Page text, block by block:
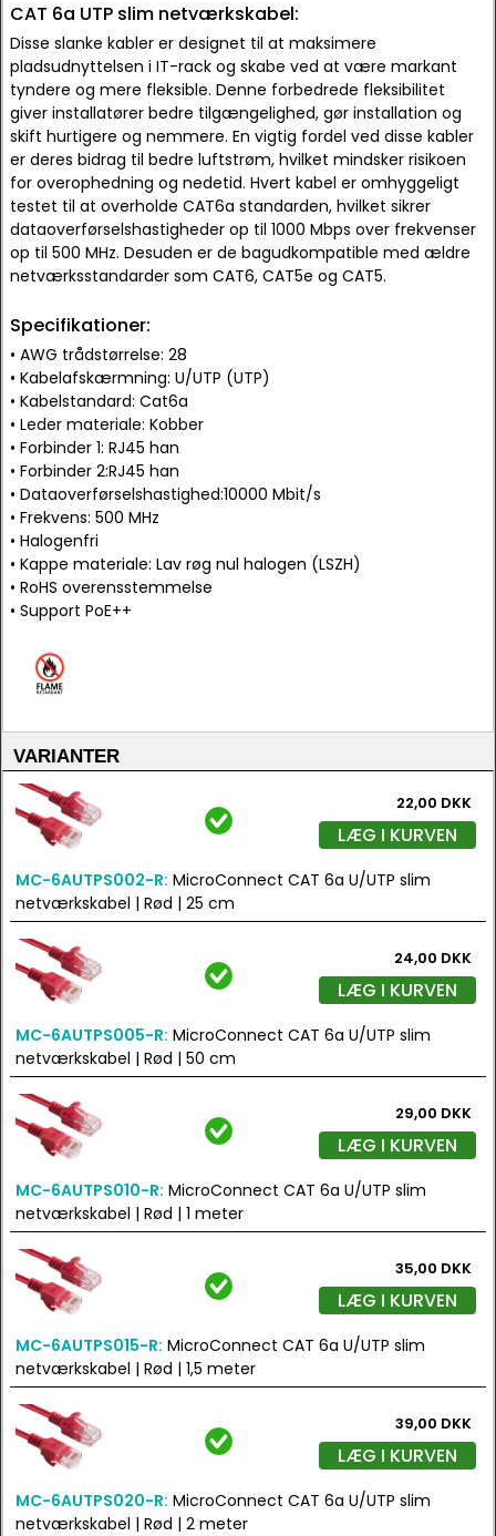
CAT 6a UTP slim netværkskabel:
Disse slanke kabler er designet til at maksimere
pladsudnyttelsen i IT-rack og skabe ved at være markant
tyndere og mere fleksible. Denne forbedrede fleksibilitet
giver installatører bedre tilgængelighed, gør installation og
skift hurtigere og nemmere. En vigtig fordel ved disse kabler
er deres bidrag til bedre luftstrøm, hvilket mindsker risikoen
for overophedning og nedetid. Hvert kabel er omhyggeligt
testet til at overholde CAT6a standarden, hvilket sikrer
dataoverførselshastigheder op til 1000 Mbps over frekvenser
op til 500 MHz. Desuden er de bagudkompatible med ældre
netværksstandarder som CAT6, CAT5e og CAT5.
Specifikationer:
• AWG trådstørrelse: 28
• Kabelafskærmning: U/UTP (UTP)
• Kabelstandard: Cat6a
• Leder materiale: Kobber
• Forbinder 1: RJ45 han
• Forbinder 2:RJ45 han
• Dataoverførselshastighed:10000 Mbit/s
• Frekvens: 500 MHz
• Halogenfri
• Kappe materiale: Lav røg nul halogen (LSZH)
• RoHS overensstemmelse
• Support PoE++
VARIANTER
22,00 DKK
LÆG I KURVEN
MC-6AUTPS002-R: MicroConnect CAT 6a U/UTP slim
netværkskabel | Rød | 25 cm
24,00 DKK
LÆG I KURVEN
MC-6AUTPS005-R: MicroConnect CAT 6a U/UTP slim
netværkskabel | Rød | 50 cm
29,00 DKK
LÆG I KURVEN
MC-6AUTPS010-R: MicroConnect CAT 6a U/UTP slim
netværkskabel | Rød | 1 meter
35,00 DKK
LÆG I KURVEN
MC-6AUTPS015-R: MicroConnect CAT 6a U/UTP slim
netværkskabel | Rød | 1,5 meter
39,00 DKK
LÆG I KURVEN
MC-6AUTPS020-R: MicroConnect CAT 6a U/UTP slim
netværkskabel | Rød | 2 meter